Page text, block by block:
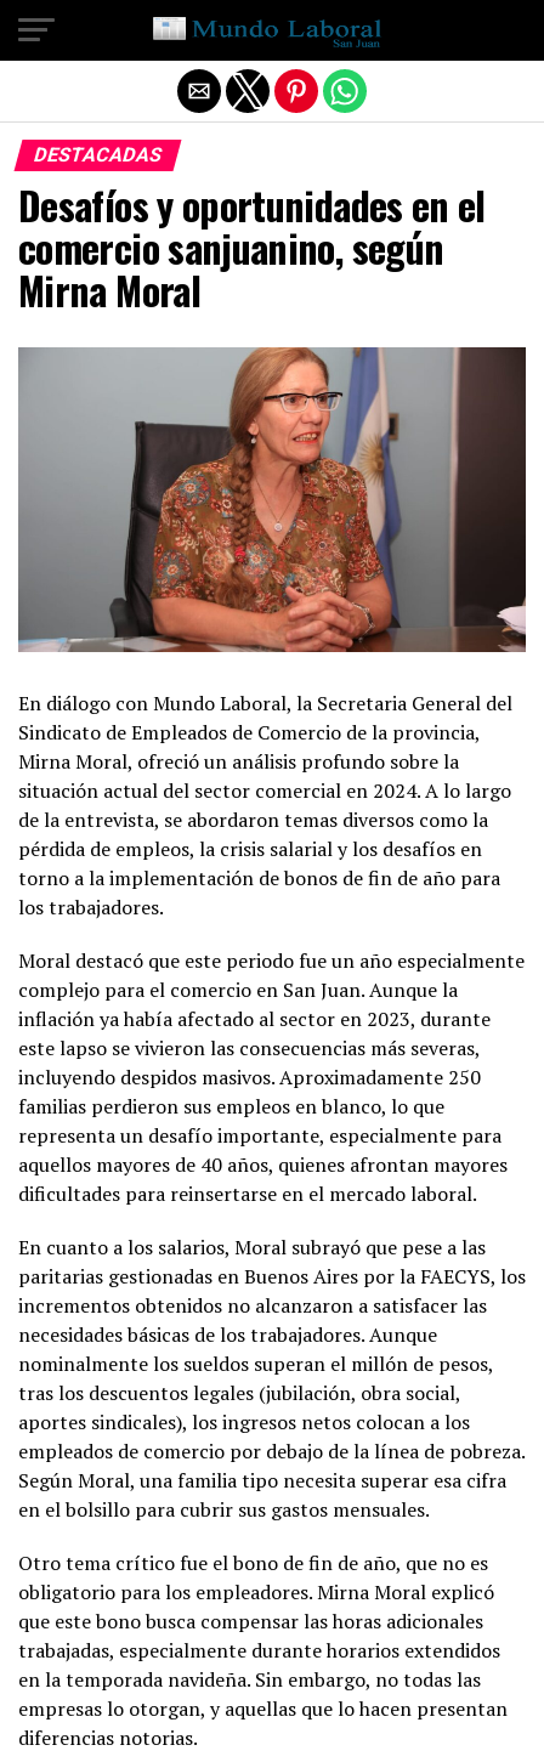
DESTACADAS
Desafíos y oportunidades en el
comercio sanjuanino, según
Mirna Moral
En diálogo con Mundo Laboral, la Secretaria General del
Sindicato de Empleados de Comercio de la provincia,
Mirna Moral, ofreció un análisis profundo sobre la
situación actual del sector comercial en 2024. A lo largo
de la entrevista, se abordaron temas diversos como la
pérdida de empleos, la crisis salarial y los desafíos en
torno a la implementación de bonos de fin de año para
los trabajadores.
Moral destacó que este periodo fue un año especialmente
complejo para el comercio en San Juan. Aunque la
inflación ya había afectado al sector en 2023, durante
este lapso se vivieron las consecuencias más severas,
incluyendo despidos masivos. Aproximadamente 250
familias perdieron sus empleos en blanco, lo que
representa un desafío importante, especialmente para
aquellos mayores de 40 años, quienes afrontan mayores
dificultades para reinsertarse en el mercado laboral.
En cuanto a los salarios, Moral subrayó que pese a las
paritarias gestionadas en Buenos Aires por la FAECYS, los
incrementos obtenidos no alcanzaron a satisfacer las
necesidades básicas de los trabajadores. Aunque
nominalmente los sueldos superan el millón de pesos,
tras los descuentos legales (jubilación, obra social,
aportes sindicales), los ingresos netos colocan a los
empleados de comercio por debajo de la línea de pobreza.
Según Moral, una familia tipo necesita superar esa cifra
en el bolsillo para cubrir sus gastos mensuales.
Otro tema crítico fue el bono de fin de año, que no es
obligatorio para los empleadores. Mirna Moral explicó
que este bono busca compensar las horas adicionales
trabajadas, especialmente durante horarios extendidos
en la temporada navideña. Sin embargo, no todas las
empresas lo otorgan, y aquellas que lo hacen presentan
diferencias notorias.
Salir de la versión móvil